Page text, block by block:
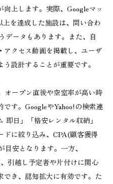
上します。実際、Googleマッ
を達成した施設は、問い合わ
データもあります。また、自
アクセス動画を掲載し、ユーザ
設計することが重要です。
オープン直後や空室率が高い時
す。GoogleやYahoo!の検索連
日」「格安レンタル収納」
ドに絞り込み、CPA(顧客獲得
安となります。一方、
引越し予定者や片付けに関心
でき、認知拡大に有効です。た